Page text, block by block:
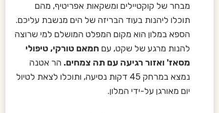
מבחר של קוקטיילים ומשקאות אפריטיף, מהם
תוכלו ליהנות בעוד הבריזה של הים מנשבת עליכם.
הספא במלון הוא מקום המפלט המושלם למי שרוצה
להנות מרגע של שקט, עם חמאם טורקי, טיפולי
מסאז' ואזור רגיעה עם תה צמחים. הר אטנה
נמצא במרחק 45 דקות נסיעה, ותוכלו לצאת לטיול
יום מאורגן על-ידי המלון.